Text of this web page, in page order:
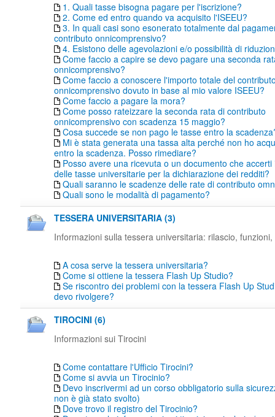
1. Quali tasse bisogna pagare per l'iscrizione?
2. Come ed entro quando va acquisito l'ISEEU?
3. In quali casi sono esonerato totalmente dal
contributo onnicomprensivo?
4. Esistono delle agevolazioni e/o possibilità di
Come faccio a capire se devo pagare una seconda
onnicomprensivo?
Come faccio a conoscere l'importo totale del
onnicomprensivo dovuto in base al mio valore ISEEU?
Come faccio a pagare la mora?
Come posso rateizzare la seconda rata di contributo
onnicomprensivo con scadenza 15 maggio?
Cosa succede se non pago le tasse entro la
Mi è stata generata una tassa alta perché non ho
entro la scadenza. Posso rimediare?
Posso avere una ricevuta o un documento che
delle tasse universitarie per la dichiarazione dei redditi?
Quali saranno le scadenze delle rate di contributo
Quali sono le modalità di pagamento?
TESSERA UNIVERSITARIA (3)
Informazioni sulla tessera universitaria: rilascio, funzioni,
A cosa serve la tessera universitaria?
Come si ottiene la tessera Flash Up Studio?
Se riscontro dei problemi con la tessera Flash Up
devo rivolgere?
TIROCINI (6)
Informazioni sui Tirocini
Come contattare l'Ufficio Tirocini?
Come si avvia un Tirocinio?
Devo inscrivermi ad un corso obbligatorio sulla
non è già stato svolto)
Dove trovo il registro del Tirocinio?